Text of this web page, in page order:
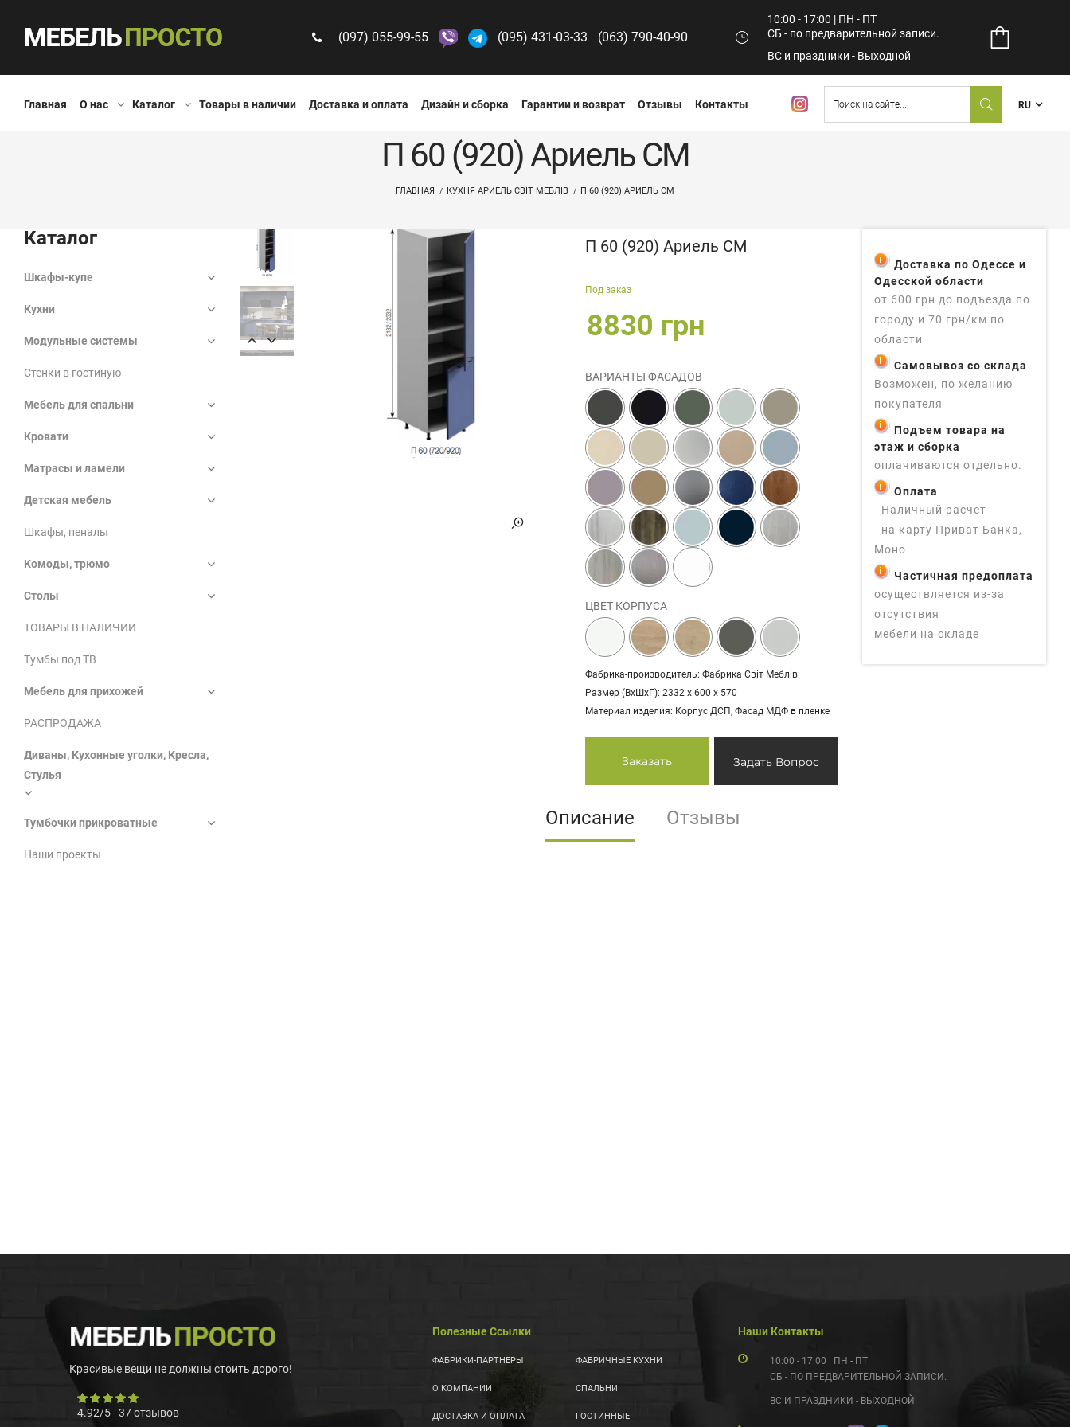
(097) 055-99-55 (095) 431-03-33 (063) 790-40-90
10:00 - 17:00 | ПН - ПТ
СБ - по предварительной записи.
ВС и праздники - Выходной
Главная О нас Каталог Товары в наличии Доставка и оплата Дизайн и сборка Гарантии и возврат Отзывы Контакты RU
П 60 (920) Ариель СМ
ГЛАВНАЯ КУХНЯ АРИЕЛЬ СВІТ МЕБЛІВ П 60 (920) АРИЕЛЬ СМ
П 60 (920) Ариель СМ
Под заказ
8830 грн
ВАРИАНТЫ ФАСАДОВ
ЦВЕТ КОРПУСА
Фабрика-производитель: Фабрика Світ Меблів
Размер (ВхШхГ): 2332 х 600 х 570
Материал изделия: Корпус ДСП, Фасад МДФ в пленке
Заказать Задать Вопрос
Доставка по Одессе и
Одесской области
от 600 грн до подъезда по
городу и 70 грн/км по
области
Самовывоз со склада
Возможен, по желанию
покупателя
Подъем товара на
этаж и сборка
оплачиваются отдельно.
Оплата
- Наличный расчет
- на карту Приват Банка,
Моно
Частичная предоплата
осуществляется из-за
отсутствия
мебели на складе
Описание Отзывы
Каталог
Шкафы-купе
Кухни
Модульные системы
Стенки в гостиную
Мебель для спальни
Кровати
Матрасы и ламели
Детская мебель
Шкафы, пеналы
Комоды, трюмо
Столы
ТОВАРЫ В НАЛИЧИИ
Тумбы под ТВ
Мебель для прихожей
РАСПРОДАЖА
Диваны, Кухонные уголки, Кресла,
Стулья
Тумбочки прикроватные
Наши проекты
Красивые вещи не должны стоить дорого!
4.92/5-37отзывов
Полезные Ссылки
ФАБРИКИ-ПАРТНЕРЫ
О КОМПАНИИ
ДОСТАВКА И ОПЛАТА
ФАБРИЧНЫЕ КУХНИ
СПАЛЬНИ
ГОСТИННЫЕ
Наши Контакты
10:00 - 17:00 | ПН - ПТ
СБ - ПО ПРЕДВАРИТЕЛЬНОЙ ЗАПИСИ.
ВС И ПРАЗДНИКИ - ВЫХОДНОЙ